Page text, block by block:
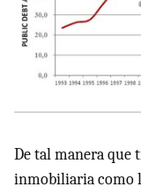
De tal manera que
inmobiliaria como